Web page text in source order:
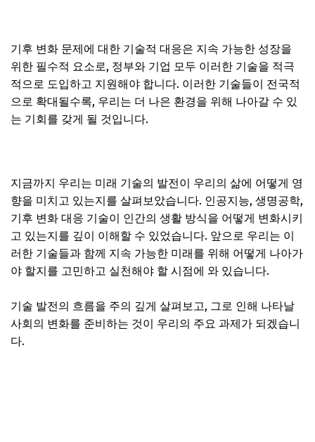
기후 변화 문제에 대한 기술적 대응은 지속 가능한 성장을
위한 필수적 요소로, 정부와 기업 모두 이러한 기술을 적극
적으로 도입하고 지원해야 합니다. 이러한 기술들이 전국적
으로 확대될수록, 우리는 더 나은 환경을 위해 나아갈 수 있
는 기회를 갖게 될 것입니다.
지금까지 우리는 미래 기술의 발전이 우리의 삶에 어떻게 영
향을 미치고 있는지를 살펴보았습니다. 인공지능, 생명공학,
기후 변화 대응 기술이 인간의 생활 방식을 어떻게 변화시키
고 있는지를 깊이 이해할 수 있었습니다. 앞으로 우리는 이
러한 기술들과 함께 지속 가능한 미래를 위해 어떻게 나아가
야 할지를 고민하고 실천해야 할 시점에 와 있습니다.
기술 발전의 흐름을 주의 깊게 살펴보고, 그로 인해 나타날
사회의 변화를 준비하는 것이 우리의 주요 과제가 되겠습니
다.